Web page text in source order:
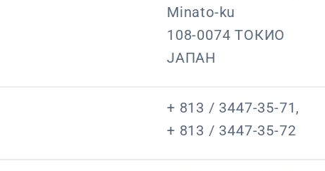
Minato-ku
108-0074 ТОКИО
ЈАПАН
+ 813 / 3447-35-71,
+ 813 / 3447-35-72